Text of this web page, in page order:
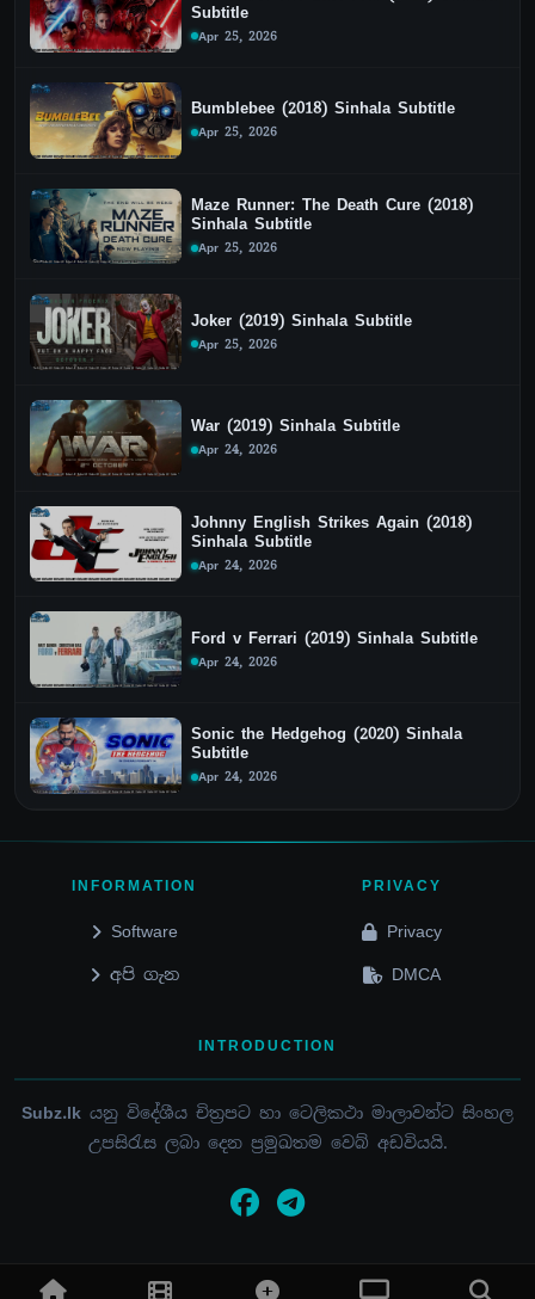
Subtitle
Apr 25, 2026
Bumblebee (2018) Sinhala Subtitle
Apr 25, 2026
Maze Runner: The Death Cure (2018)
Sinhala Subtitle
Apr 25, 2026
Joker (2019) Sinhala Subtitle
Apr 25, 2026
War (2019) Sinhala Subtitle
Apr 24, 2026
Johnny English Strikes Again (2018)
Sinhala Subtitle
Apr 24, 2026
Ford v Ferrari (2019) Sinhala Subtitle
Apr 24, 2026
Sonic the Hedgehog (2020) Sinhala
Subtitle
Apr 24, 2026
INFORMATION
Software
අපි ගැන
PRIVACY
Privacy
DMCA
INTRODUCTION
Subz.lk යනු විදේශීය චිත්‍රපට හා ටෙලිකථා මාලාවන්ට සිංහල
උපසිරැස ලබා දෙන ප්‍රමුඛතම වෙබ් අඩවියයි.